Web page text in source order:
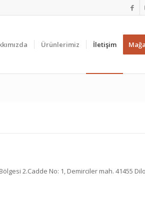
Ürünlerimiz İletişim
2.Cadde No: 1, Demirciler mah. 41455